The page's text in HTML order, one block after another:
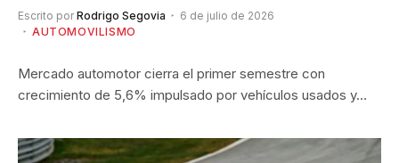
Escrito por Rodrigo Segovia
6 de julio de 2026
AUTOMOVILISMO
Mercado automotor cierra el primer semestre con
crecimiento de 5,6% impulsado por vehículos usados y…